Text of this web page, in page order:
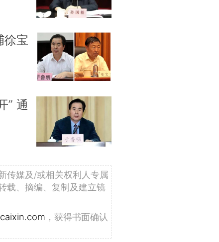
徐宝
” 通
传媒及/或相关权利人专属
载、摘编、复制及建立镜
，获得书面确认